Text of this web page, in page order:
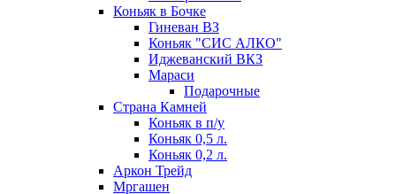
Коньяк в Бочке
Гиневан ВЗ
Коньяк "СИС АЛКО"
Иджеванский ВКЗ
Мараси
Подарочные
Страна Камней
Коньяк в п/у
Коньяк 0,5 л.
Коньяк 0,2 л.
Аркон Трейд
Мргашен